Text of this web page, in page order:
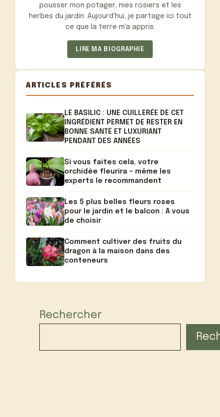
pousser mon potager, mes rosiers et les
herbes du jardin. Aujourd'hui, je partage ici tout
ce que la terre m'a appris.
LIRE MA BIOGRAPHIE
ARTICLES PRÉFÉRÉS
LE BASILIC : UNE CUILLERÉE DE CET
INGRÉDIENT PERMET DE RESTER EN
BONNE SANTÉ ET LUXURIANT
PENDANT DES ANNÉES
Si vous faites cela, votre
orchidée fleurira – même les
experts le recommandent
Les 5 plus belles fleurs roses
pour le jardin et le balcon : A vous
de choisir
Comment cultiver des fruits du
dragon à la maison dans des
conteneurs
Rechercher